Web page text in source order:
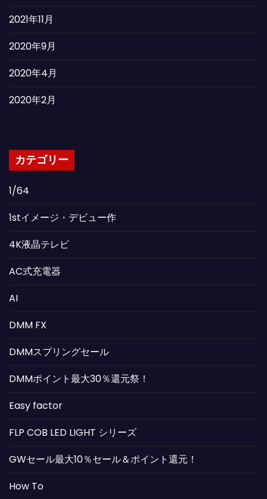
2021年11月
2020年9月
2020年4月
2020年2月
カテゴリー
1/64
1stイメージ・デビュー作
4K液晶テレビ
AC式充電器
AI
DMM FX
DMMスプリングセール
DMMポイント最大30％還元祭！
Easy factor
FLP COB LED LIGHT シリーズ
GWセール最大10％セール＆ポイント還元！
How To